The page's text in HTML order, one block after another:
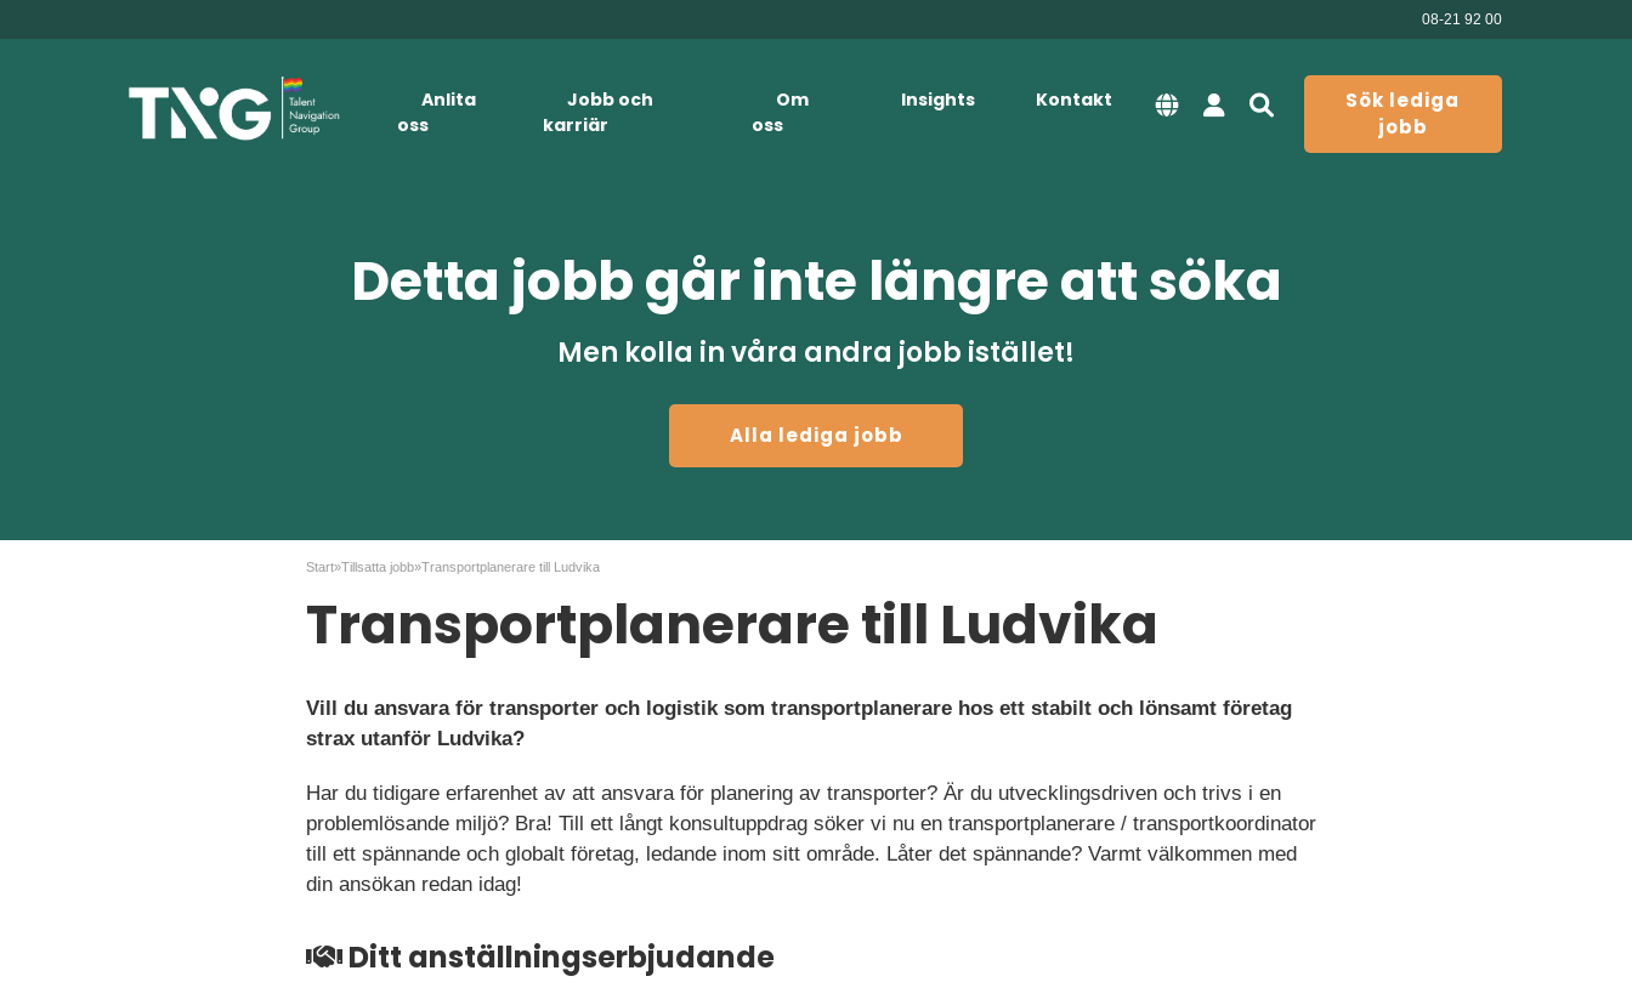
08-21 92 00
Anlita
oss
Jobb och
karriär
Om
oss
Insights Kontakt
Sök lediga
jobb
Detta jobb går inte längre att söka
Men kolla in våra andra jobb istället!
Alla lediga jobb
Start»Tillsatta jobb»Transportplanerare till Ludvika
Transportplanerare till Ludvika
Vill du ansvara för transporter och logistik som transportplanerare hos ett stabilt och lönsamt företag
strax utanför Ludvika?
Har du tidigare erfarenhet av att ansvara för planering av transporter? Är du utvecklingsdriven och trivs i en
problemlösande miljö? Bra! Till ett långt konsultuppdrag söker vi nu en transportplanerare / transportkoordinator
till ett spännande och globalt företag, ledande inom sitt område. Låter det spännande? Varmt välkommen med
din ansökan redan idag!
Ditt anställningserbjudande